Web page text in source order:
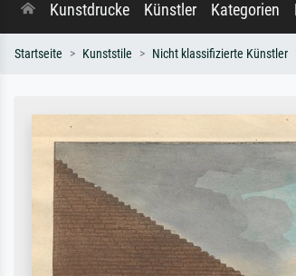
Kunstdrucke Künstler Kategorien
Startseite Kunststile Nicht klassifizierte Künstler